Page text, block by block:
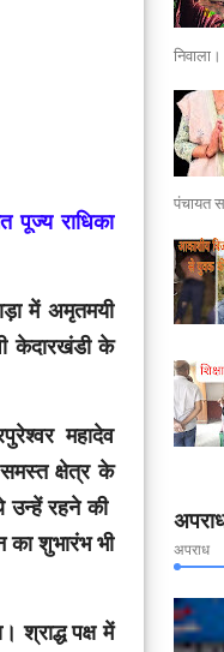
पूज्य राधिका
में अमृत‌मयी
केदारखंडी के
महादेव
समस्त क्षेत्र के
उन्हें रहने की
का शुभारंभ भी
पक्ष में
पंचायत
अपराध